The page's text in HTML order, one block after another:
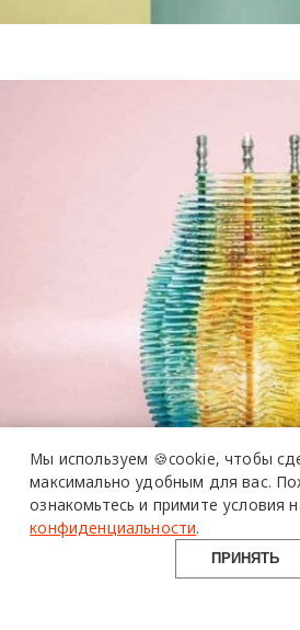
Мы используем 🍪cookie, чтобы
максимально удобным для вас.
ознакомьтесь и примите условия
конфиденциальности.
ПРИНЯТЬ